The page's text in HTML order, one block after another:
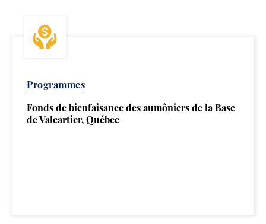
Programmes
Fonds de bienfaisance des aumôniers de la Base
de Valcartier, Québec